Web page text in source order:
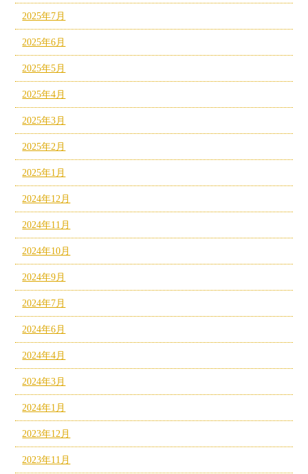
2025年7月
2025年6月
2025年5月
2025年4月
2025年3月
2025年2月
2025年1月
2024年12月
2024年11月
2024年10月
2024年9月
2024年7月
2024年6月
2024年4月
2024年3月
2024年1月
2023年12月
2023年11月